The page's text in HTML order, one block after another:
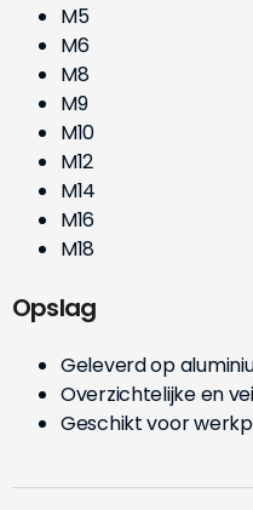
M5
M6
M8
M9
M10
M12
M14
M16
M18
Opslag
Geleverd op
Overzichtelijke en
Geschikt voor